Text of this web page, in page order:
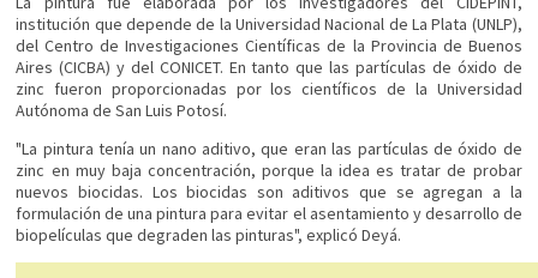
institución que depende de la Universidad Nacional de La Plata (UNLP),
del Centro de Investigaciones Científicas de la Provincia de Buenos
Aires (CICBA) y del CONICET. En tanto que las partículas de óxido de
zinc fueron proporcionadas por los científicos de la Universidad
Autónoma de San Luis Potosí.
"La pintura tenía un nano aditivo, que eran las partículas de óxido de
zinc en muy baja concentración, porque la idea es tratar de probar
nuevos biocidas. Los biocidas son aditivos que se agregan a la
formulación de una pintura para evitar el asentamiento y desarrollo de
biopelículas que degraden las pinturas", explicó Deyá.